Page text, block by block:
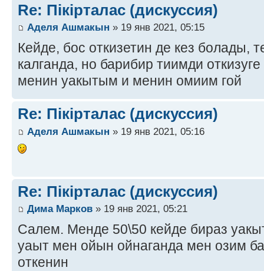
Re: Пікірталас (дискуссия)
Аделя Ашмакын » 19 янв 2021, 05:15
Кейде, бос откизетин де кез болады,
калганда, но барибир тиимди
менин уакытым и менин омиим гой
Re: Пікірталас (дискуссия)
Аделя Ашмакын » 19 янв 2021, 05:16
Re: Пікірталас (дискуссия)
Дима Марков » 19 янв 2021, 05:21
Салем. Менде 50\50 кейде бираз
уаыт мен ойын ойнаганда мен озим
откенин